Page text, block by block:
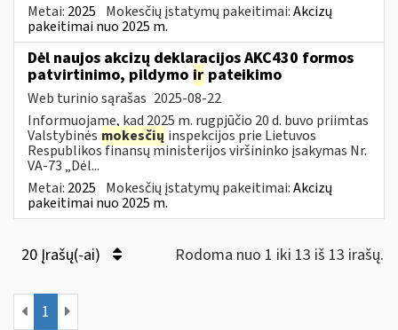
Metai: 2025 Mokesčių įstatymų pakeitimai:Akcizų
pakeitimai nuo 2025 m.
Dėl naujos akcizų deklaracijos AKC430 formos
patvirtinimo, pildymo ir pateikimo
Web turinio sąrašas 2025-08-22
Informuojame, kad 2025 m. rugpjūčio 20 d. buvo priimtas
Valstybinės mokesčių inspekcijos prie Lietuvos
Respublikos finansų ministerijos viršininko įsakymas Nr.
VA-73 „Dėl...
Metai: 2025 Mokesčių įstatymų pakeitimai:Akcizų
pakeitimai nuo 2025 m.
20 Įrašų(-ai) Rodoma nuo 1 iki 13 iš 13 irašų.
1